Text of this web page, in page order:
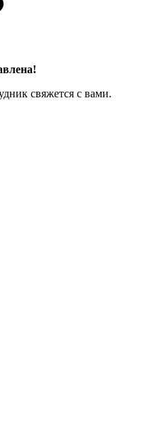
свяжется с вами.